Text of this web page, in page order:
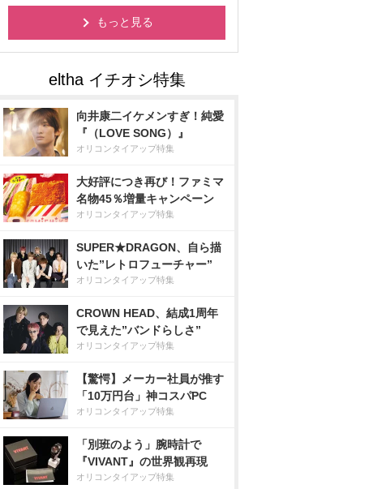
もっと見る
向井康二イケメンすぎ！純愛
『（LOVE SONG）』
オリコンタイアップ特集
大好評につき再び！ファミマ
名物45％増量キャンペーン
オリコンタイアップ特集
SUPER★DRAGON、自ら描
いた”レトロフューチャー”
オリコンタイアップ特集
CROWN HEAD、結成1周年
で見えた”バンドらしさ”
オリコンタイアップ特集
【驚愕】メーカー社員が推す
「10万円台」神コスパPC
オリコンタイアップ特集
「別班のよう」腕時計で
『VIVANT』の世界観再現
オリコンタイアップ特集